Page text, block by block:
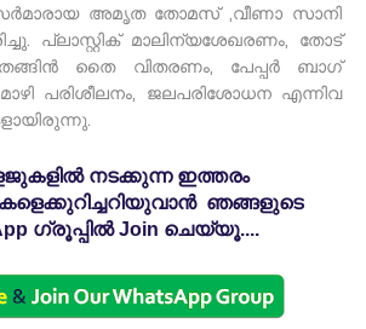
അമൃത തോമസ് ,വീണാ സാനി
പ്ലാസ്റ്റിക് മാലിന്യശേഖരണം, തോട്
തൈ വിതരണം, പേപ്പർ ബാഗ്
പരിശീലനം, ജലപരിശോധന എന്നിവ
നടക്കുന്ന ഇത്തരം
ഞങ്ങളുടെ
ഗ്രൂപ്പിൽ Join ചെയ്യൂ....